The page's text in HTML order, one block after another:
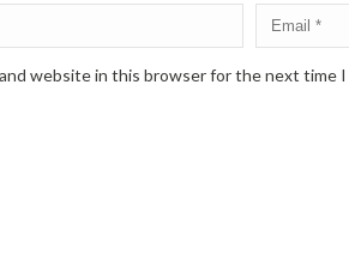
and website in this browser for the next time